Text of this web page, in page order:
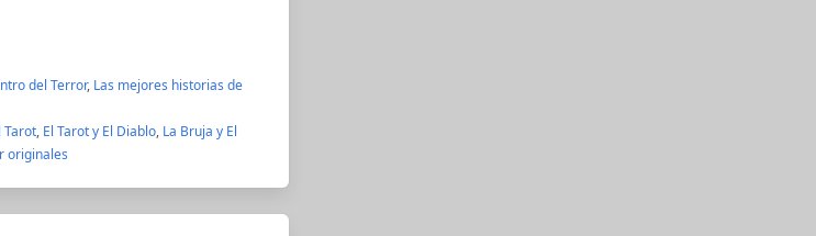
del Terror, Las mejores historias de
Tarot, El Tarot y El Diablo, La Bruja y El
originales